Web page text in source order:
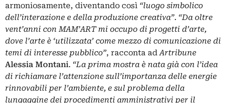
armoniosamente, diventando così “luogo simbolico
dell’interazione e della produzione creativa”. “Da oltre
vent’anni con MAM’ART mi occupo di progetti d’arte,
dove l’arte è ‘utilizzata’ come mezzo di comunicazione di
temi di interesse pubblico”, racconta adArtribune
Alessia Montani. “La prima mostra è nata già con l’idea
di richiamare l’attenzione sull’importanza delle energie
rinnovabili per l’ambiente, e sul problema della
lungaggine dei procedimenti amministrativi per il